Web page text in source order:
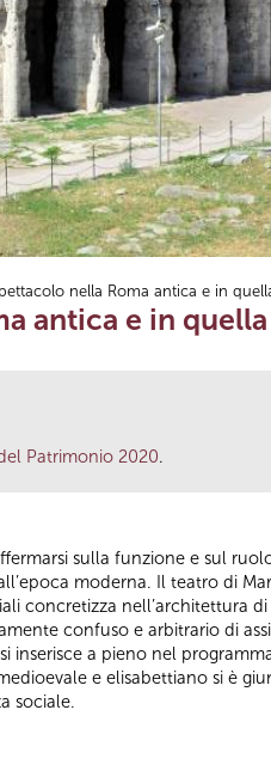
nella Roma antica e in
antica e in
Patrimonio 2020.
sulla funzione e sul
moderna. Il teatro di
concretizza nell’architettura
confuso e arbitrario di
inserisce a pieno nel
e elisabettiano si è
sociale.